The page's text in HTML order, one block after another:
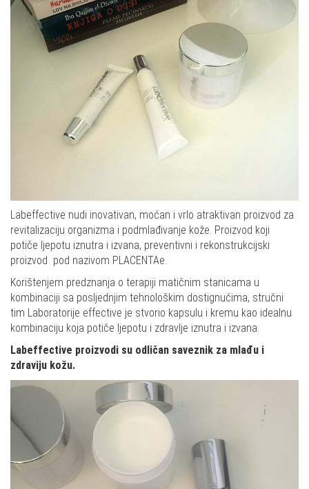
Labeffective nudi inovativan, moćan i vrlo atraktivan proizvod za
revitalizaciju organizma i podmlađivanje kože. Proizvod koji
potiče ljepotu iznutra i izvana, preventivni i rekonstrukcijski
proizvod pod nazivom PLACENTAe.
Korištenjem predznanja o terapiji matičnim stanicama u
kombinaciji sa posljednjim tehnološkim dostignućima, stručni
tim Laboratorije effective je stvorio kapsulu i kremu kao idealnu
kombinaciju koja potiče ljepotu i zdravlje iznutra i izvana.
Labeffective proizvodi su odličan saveznik za mlađu i
zdraviju kožu.